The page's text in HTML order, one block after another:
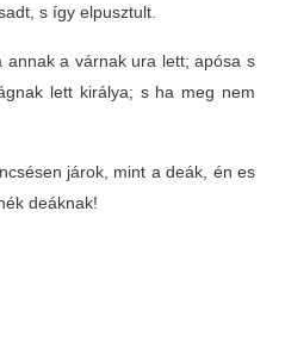
s így elpusztult.
annak a várnak ura lett; apósa s
lett királya; s ha meg nem
járok, mint a deák, én es
deáknak!